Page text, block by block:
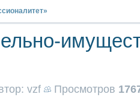
vzf Просмотров